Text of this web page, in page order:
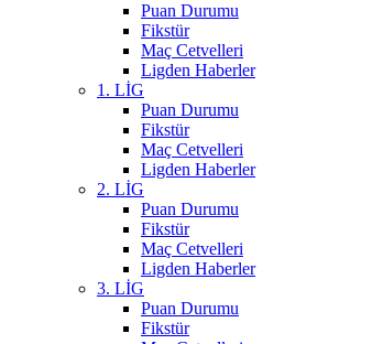
Puan Durumu
Fikstür
Maç Cetvelleri
Ligden Haberler
1. LİG
Puan Durumu
Fikstür
Maç Cetvelleri
Ligden Haberler
2. LİG
Puan Durumu
Fikstür
Maç Cetvelleri
Ligden Haberler
3. LİG
Puan Durumu
Fikstür